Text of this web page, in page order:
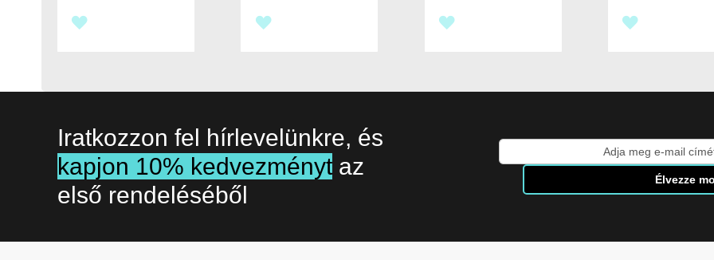
Iratkozzon fel hírlevelünkre, és
kapjon 10% kedvezményt az
első rendeléséből
fel
Élvezze